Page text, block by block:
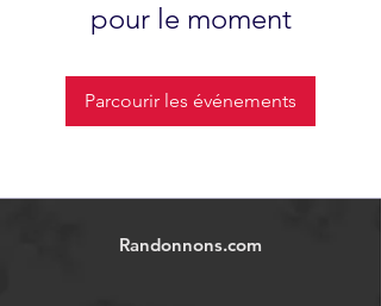
pour le moment
Parcourir les événements
Randonnons.com